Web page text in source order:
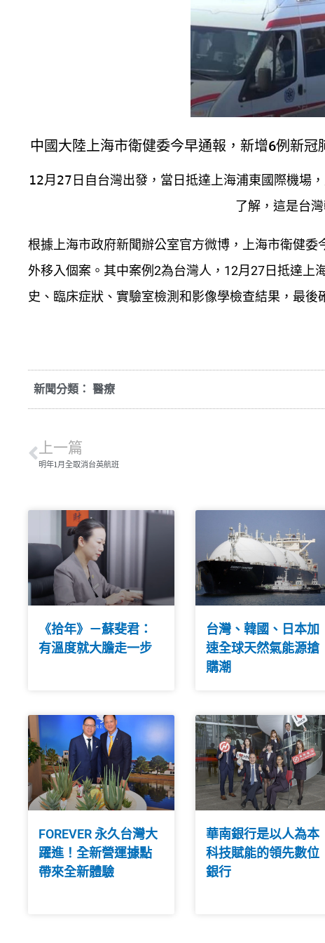
中國大陸上海市衛健委今早通報，新增6例新冠
12月27日自台灣出發，當日抵達上海浦東國際機場
了解，這是台
根據上海市政府新聞辦公室官方微博，上海市衛健
外移入個案。其中案例2為台灣人，12月27日抵達上
史、臨床症狀、實驗室檢測和影像學檢查結果，最後
新聞分類： 醫療
上一篇
明年1月全取消台英航班
《拾年》－蘇斐君：
有溫度就大膽走一步
台灣、韓國、日本加
速全球天然氣能源搶
購潮
FOREVER 永久台灣大
躍進！全新營運據點
帶來全新體驗
華南銀行是以人為本
科技賦能的領先數位
銀行